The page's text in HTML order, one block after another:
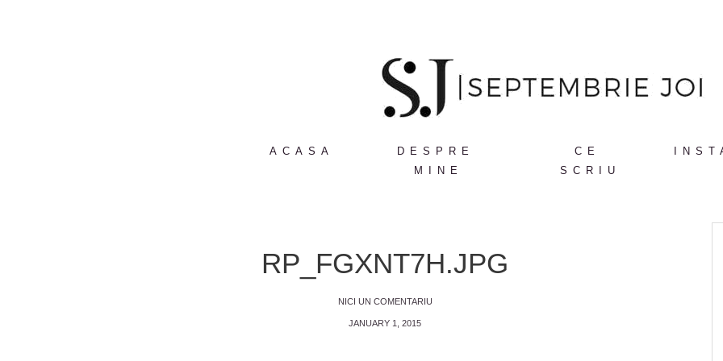
ACASA
DESPRE
MINE
CE
SCRIU
RP_FGXNT7H.JPG
NICI UN COMENTARIU
JANUARY 1, 2015